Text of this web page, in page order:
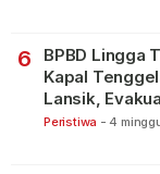
6
BPBD Lingga
Kapal
Lansik,
Peristiwa - 4